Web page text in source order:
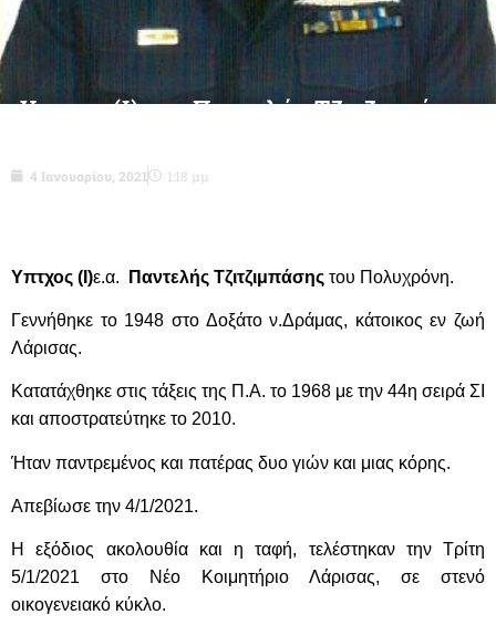
Υπτχος (Ι)ε.α. Παντελής Τζιτζιμπάσης
4 Ιανουαρίου, 2021 1:18 μμ
Υπτχος (Ι)ε.α. Παντελής Τζιτζιμπάσης του Πολυχρόνη.
Γεννήθηκε το 1948 στο Δοξάτο ν.Δράμας, κάτοικος εν ζωή
Λάρισας.
Κατατάχθηκε στις τάξεις της Π.Α. το 1968 με την 44η σειρά ΣΙ
και αποστρατεύτηκε το 2010.
Ήταν παντρεμένος και πατέρας δυο γιών και μιας κόρης.
Απεβίωσε την 4/1/2021.
Η εξόδιος ακολουθία και η ταφή, τελέστηκαν την Τρίτη
5/1/2021 στο Νέο Κοιμητήριο Λάρισας, σε στενό
οικογενειακό κύκλο.